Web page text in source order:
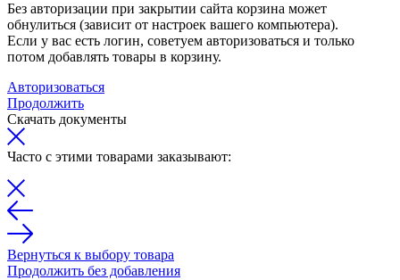
Без авторизации при закрытии сайта корзина может
обнулиться (зависит от настроек вашего компьютера).
Если у вас есть логин, советуем авторизоваться и только
потом добавлять товары в корзину.
Авторизоваться
Продолжить
Скачать документы
Часто с этими товарами заказывают:
Вернуться к выбору товара
Продолжить без добавления